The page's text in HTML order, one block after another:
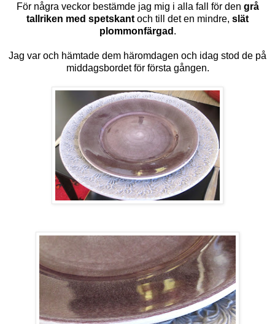
För några veckor bestämde jag mig i alla fall för den grå
tallriken med spetskant och till det en mindre, slät
plommonfärgad .
Jag var och hämtade dem häromdagen och idag stod de på
middagsbordet för första gången.